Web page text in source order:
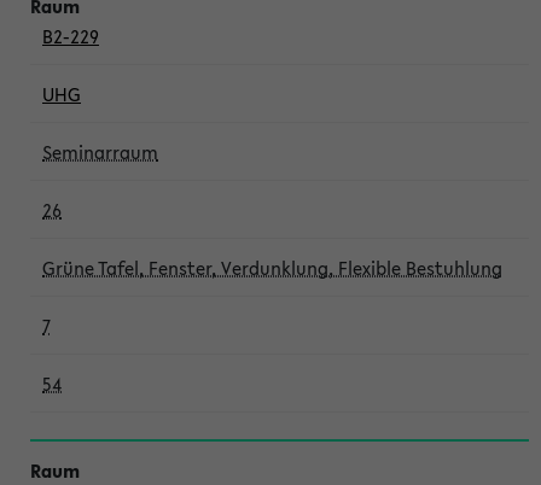
B2-229
UHG
Seminarraum
26
Grüne Tafel, Fenster, Verdunklung, Flexible Bestuhlung
7
54